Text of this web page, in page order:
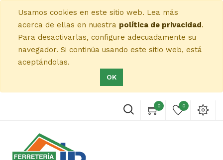
Usamos cookies en este sitio web. Lea más
acerca de ellas en nuestra política de privacidad.
Para desactivarlas, configure adecuadamente su
navegador. Si continúa usando este sitio web, está
aceptándolas.
OK
0 0